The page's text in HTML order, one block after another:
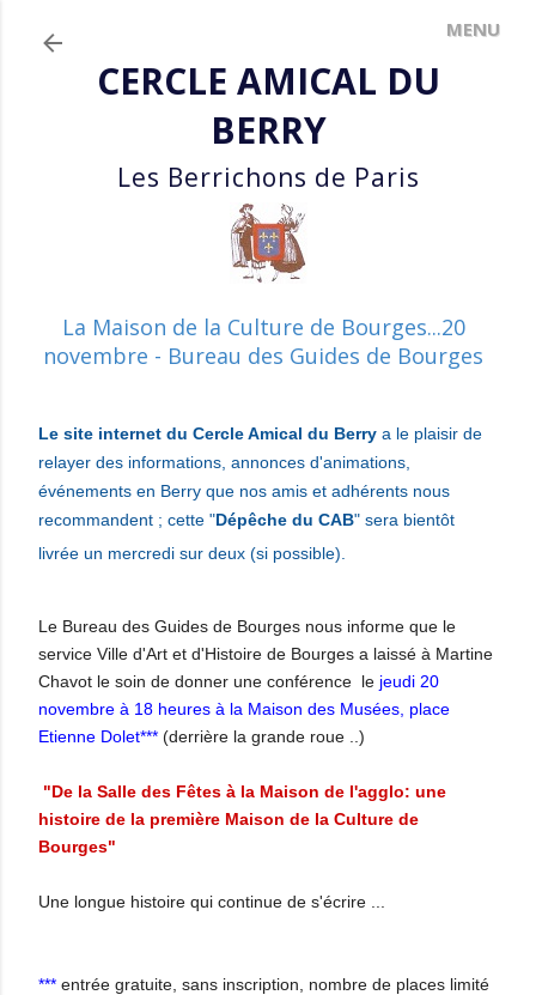
CERCLE AMICAL DU
BERRY
Les Berrichons de Paris
La Maison de la Culture de Bourges...20
novembre - Bureau des Guides de Bourges
Le site internet du Cercle Amical du Berry a le plaisir de
relayer des informations, annonces d'animations,
événements en Berry que nos amis et adhérents nous
recommandent ; cette "Dépêche du CAB" sera bientôt
livrée un mercredi sur deux (si possible).
Le Bureau des Guides de Bourges nous informe que le
service Ville d'Art et d'Histoire de Bourges a laissé à Martine
Chavot le soin de donner une conférence le jeudi 20
novembre à 18 heures à la Maison des Musées, place
Etienne Dolet*** (derrière la grande roue ..)
"De la Salle des Fêtes à la Maison de l'agglo: une
histoire de la première Maison de la Culture de
Bourges"
Une longue histoire qui continue de s'écrire ...
*** entrée gratuite, sans inscription, nombre de places limité